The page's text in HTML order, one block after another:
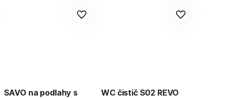
SAVO na podlahy s
WC čistič S02 REVO